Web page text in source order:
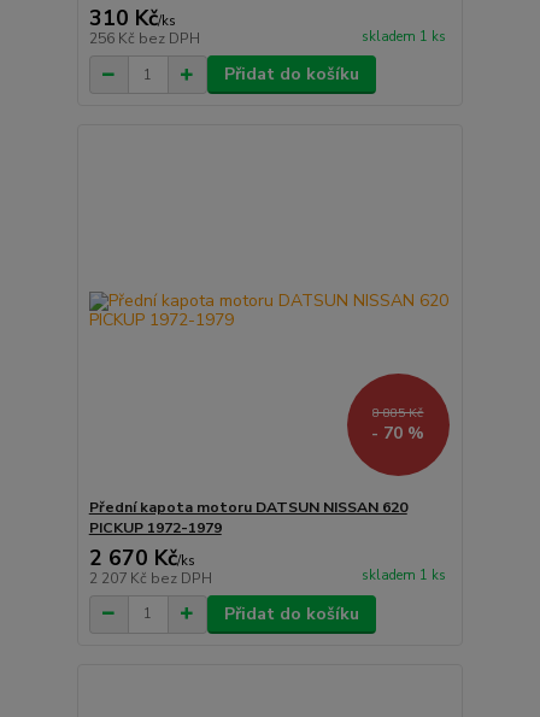
310 Kč/ks
256 Kč bez DPH skladem 1 ks
Přidat do košíku
8 885 Kč
- 70 %
Přední kapota motoru DATSUN NISSAN 620
PICKUP 1972-1979
2 670 Kč/ks
2 207 Kč bez DPH skladem 1 ks
Přidat do košíku